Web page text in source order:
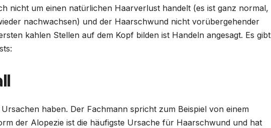
nicht um einen natürlichen Haarverlust handelt (es ist ganz normal,
nachwachsen) und der Haarschwund nicht vorübergehender
kahlen Stellen auf dem Kopf bilden ist Handeln angesagt. Es gibt
haben. Der Fachmann spricht zum Beispiel von einem
der Alopezie ist die häufigste Ursache für Haarschwund und hat